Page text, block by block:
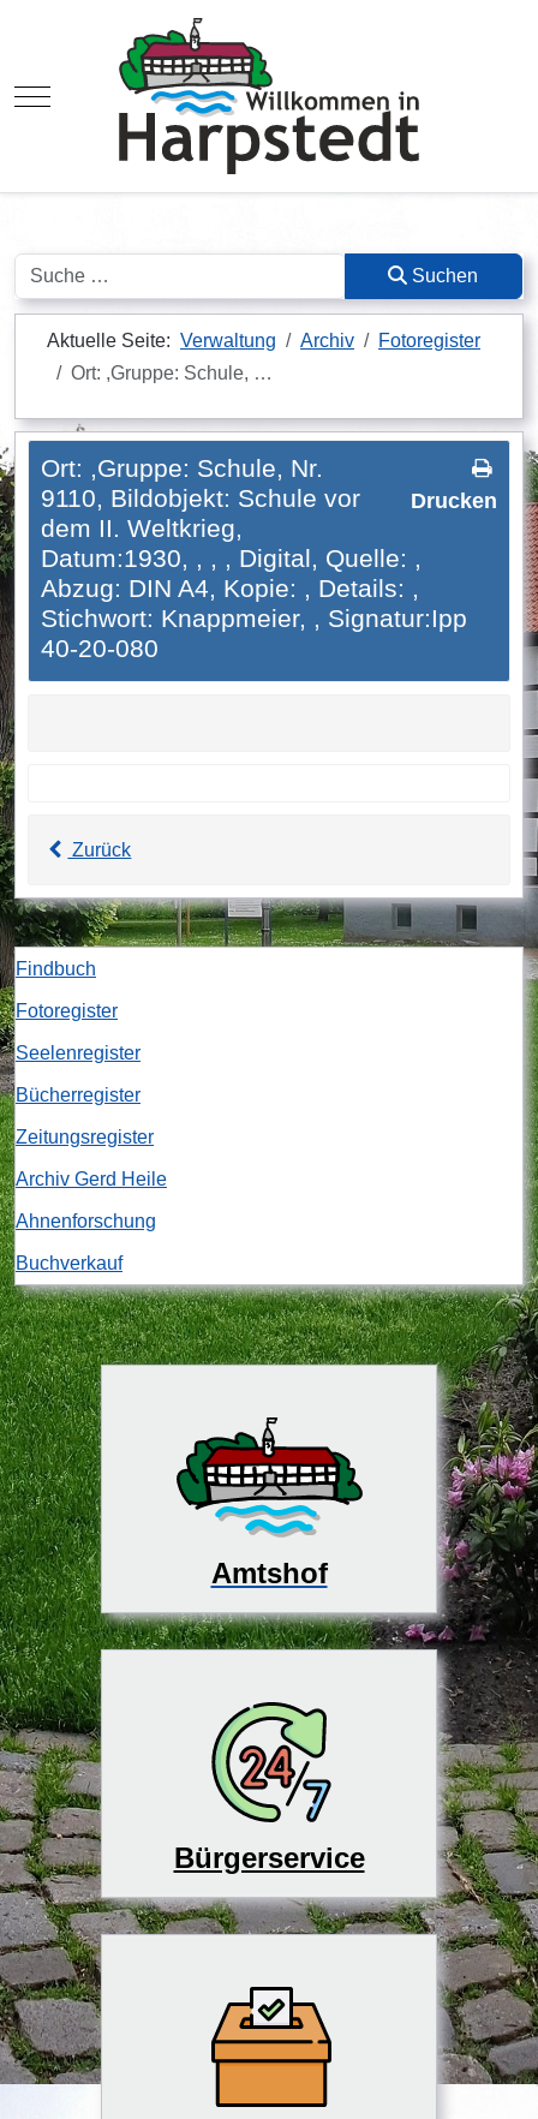
Mobile Menu Toggle
Suchen Suchen
Aktuelle Seite: Verwaltung Archiv
Fotoregister
Ort: ,Gruppe: Schule, …
Drucken
Ort: ,Gruppe: Schule, Nr.
9110, Bildobjekt: Schule vor
dem II. Weltkrieg,
Datum:1930, , , , Digital, Quelle: ,
Abzug: DIN A4, Kopie: , Details: ,
Stichwort: Knappmeier, , Signatur:Ipp
40-20-080
Zurück
Findbuch
Fotoregister
Seelenregister
Bücherregister
Zeitungsregister
Archiv Gerd Heile
Ahnenforschung
Buchverkauf
Amtshof
Bürgerservice